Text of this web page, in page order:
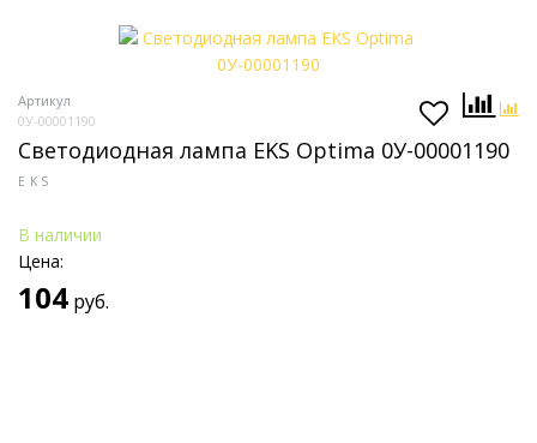
Артикул
0У-00001190
Светодиодная лампа EKS Optima 0У-00001190
EKS
В наличии
Цена:
104 руб.